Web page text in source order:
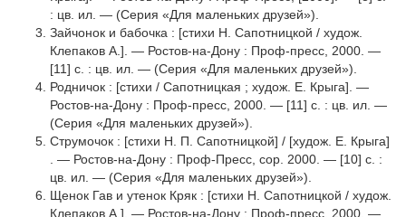
: цв. ил. — (Серия «Для маленьких друзей»).
Зайчонок и бабочка : [стихи Н. Сапотницкой / худож.
Клепаков А.]. — Ростов-на-Дону : Проф-пресс, 2000. —
[11] с. : цв. ил. — (Серия «Для маленьких друзей»).
Родничок : [стихи / Сапотницкая ; худож. Е. Крыга]. —
Ростов-на-Дону : Проф-пресс, 2000. — [11] с. : цв. ил. —
(Серия «Для маленьких друзей»).
Струмочок : [стихи Н. П. Сапотницкой] / [худож. Е. Крыга]
. — Ростов-на-Дону : Проф-Пресс, cop. 2000. — [10] с. :
цв. ил. — (Серия «Для маленьких друзей»).
Щенок Гав и утенок Кряк : [стихи Н. Сапотницкой / худож.
Клепаков А.]. — Ростов-на-Дону : Проф-пресс, 2000. —